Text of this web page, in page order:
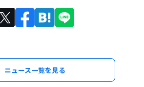
ニュース一覧を見る